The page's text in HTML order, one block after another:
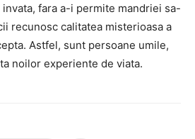
fara a-i permite mandriei sa-
recunosc calitatea misterioasa a
Astfel, sunt persoane umile,
noilor experiente de viata.